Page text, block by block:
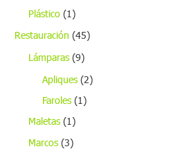
Plástico (1)
Restauración (45)
Lámparas (9)
Apliques (2)
Faroles (1)
Maletas (1)
Marcos (3)